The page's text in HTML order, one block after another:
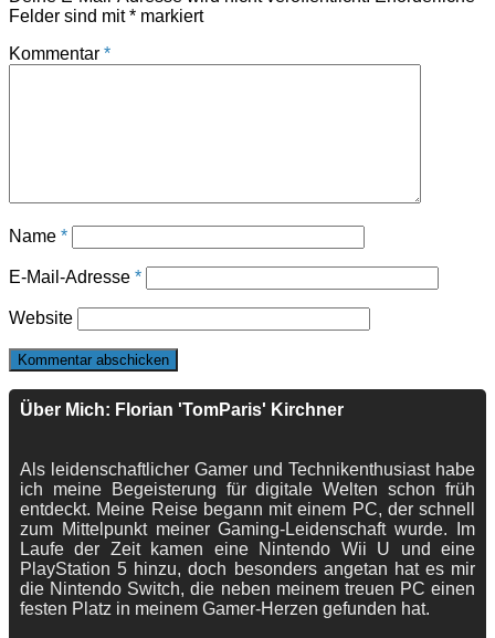
Felder sind mit* markiert
Kommentar *
Name *
E-Mail-Adresse *
Website
Über Mich: Florian 'TomParis' Kirchner
Als leidenschaftlicher Gamer und Technikenthusiast habe
ich meine Begeisterung für digitale Welten schon früh
entdeckt. Meine Reise begann mit einem PC, der schnell
zum Mittelpunkt meiner Gaming-Leidenschaft wurde. Im
Laufe der Zeit kamen eine Nintendo Wii U und eine
PlayStation 5 hinzu, doch besonders angetan hat es mir
die Nintendo Switch, die neben meinem treuen PC einen
festen Platz in meinem Gamer-Herzen gefunden hat.